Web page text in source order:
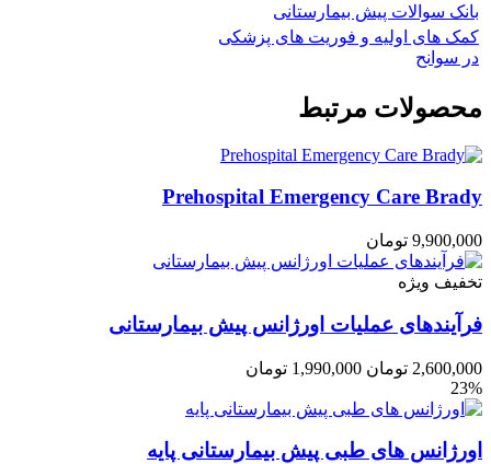
بانک سوالات پیش بیمارستانی
کمک های اولیه و فوریت های پزشکی
در سوانح
محصولات مرتبط
Prehospital Emergency Care Brady
9,900,000 تومان
تخفیف ویژه
فرآیندهای عملیات اورژانس پیش بیمارستانی
2,600,000 تومان 1,990,000 تومان
23%
اورژانس های طبی پیش بیمارستانی پایه